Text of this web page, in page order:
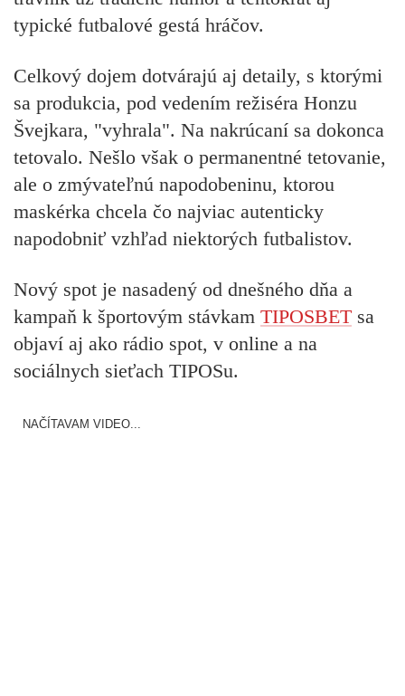
typické futbalové gestá hráčov.
Celkový dojem dotvárajú aj detaily, s ktorými
sa produkcia, pod vedením režiséra Honzu
Švejkara, "vyhrala". Na nakrúcaní sa dokonca
tetovalo. Nešlo však o permanentné tetovanie,
ale o zmývateľnú napodobeninu, ktorou
maskérka chcela čo najviac autenticky
napodobniť vzhľad niektorých futbalistov.
Nový spot je nasadený od dnešného dňa a
kampaň k športovým stávkam TIPOSBET sa
objaví aj ako rádio spot, v online a na
sociálnych sieťach TIPOSu.
NAČÍTAVAM VIDEO...